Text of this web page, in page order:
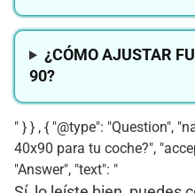
¿CÓMO AJUSTAR
90?
" } } , { "@type": "Question",
40x90 para tu coche?",
"Answer", "text": "